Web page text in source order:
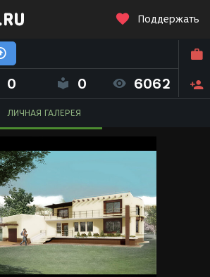
Поддержать
0 0 6062
ЛИЧНАЯ ГАЛЕРЕЯ